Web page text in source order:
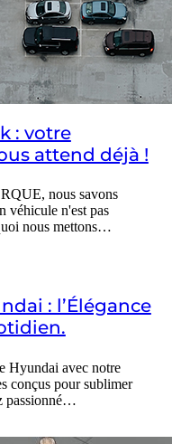
: votre
attend déjà !
nous savons
véhicule n'est pas
nous mettons…
: l’Élégance
Hyundai avec notre
conçus pour sublimer
passionné…